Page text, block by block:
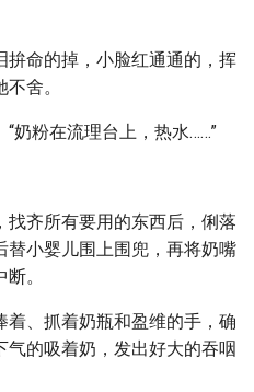
拚命的掉，小脸红通通的，挥
舍。
奶粉在流理台上，热水……”
齐所有要用的东西后，俐落
替小婴儿围上围兜，再将奶嘴
。
、抓着奶瓶和盈维的手，确
的吸着奶，发出好大的吞咽